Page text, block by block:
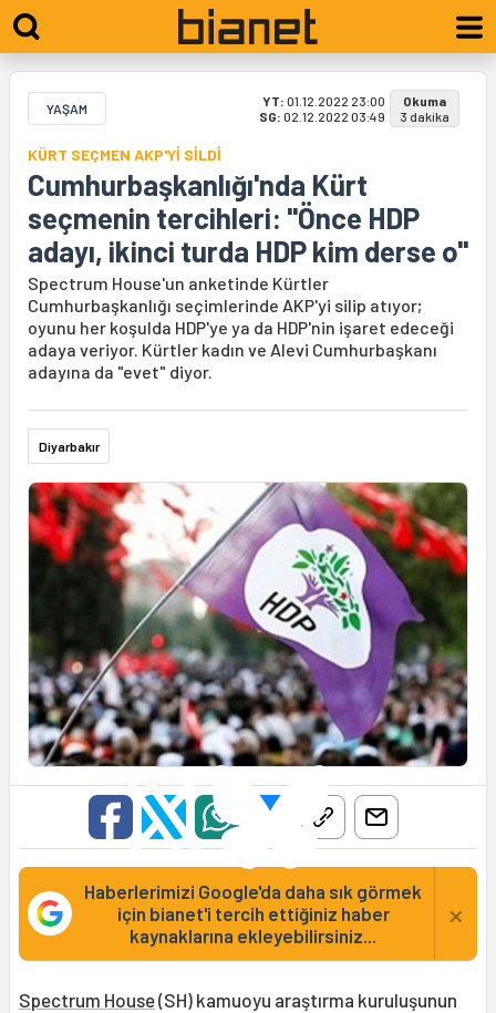
YAŞAM YT: 01.12.2022 23:00
SG: 02.12.2022 03:49
Okuma
3 dakika
KÜRT SEÇMEN AKP'Yİ SİLDİ
Cumhurbaşkanlığı'nda Kürt
seçmenin tercihleri: "Önce HDP
adayı, ikinci turda HDP kim derse o"
Spectrum House'un anketinde Kürtler
Cumhurbaşkanlığı seçimlerinde AKP'yi silip atıyor;
oyunu her koşulda HDP'ye ya da HDP'nin işaret edeceği
adaya veriyor. Kürtler kadın ve Alevi Cumhurbaşkanı
adayına da "evet" diyor.
Diyarbakır
Haberlerimizi Google'da daha sık görmek
için bianet'i tercih ettiğiniz haber
kaynaklarına ekleyebilirsiniz...
×
Spectrum House(SH) kamuoyu araştırma kuruluşunun